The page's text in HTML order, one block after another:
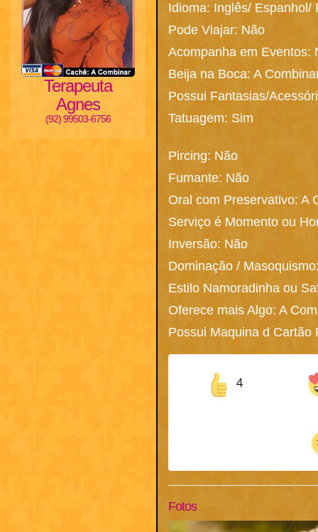
Terapeuta
Agnes
(92) 99503-6756
Idioma: Inglês/ Espanhol/
Pode Viajar: Não
Acompanha em Eventos:
Beija na Boca: A
Possui Fantasias/
Tatuagem: Sim
Pircing: Não
Fumante: Não
Oral com Preservativo: A
Serviço é Momento ou
Inversão: Não
Dominação /
Estilo Namoradinha ou
Oferece mais Algo: A
Possui Maquina d Cartão
4
Fotos